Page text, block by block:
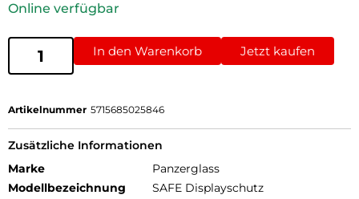
Online verfügbar
In den Warenkorb Jetzt kaufen
Artikelnummer 5715685025846
Zusätzliche Informationen
Marke
Panzerglass
Modellbezeichnung
SAFE Displayschutz